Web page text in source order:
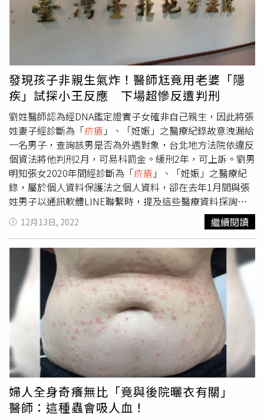
酸過鹼的產品，春夏季節變換，要注意防曬，經常曝曬易使
皮膚受到刺激產生病變。
候，讓她非常心疼，才會詢問能否借躺一下病床，「我也是
在配合醫院的規範下提出我的需求，陪病的我真的很心疼又
著急」。Apple在Instagram的限時動態發出一張病房的照
片，抱怨醫院沒人情味。（圖／翻攝自Instagram／
@appleweiting）Apple補充，「新聞出來後，我本來不想
多做回覆，但是誤會的留言越來越多～也非常感謝醫院方有
私下和我聯絡想了解當天的狀況，我有詳細的說出當下遇到
的問題和不能理解的地方～也謝謝醫院方耐心聽完。」針對
女星說法，護理師謝佳真再度發文說明，「第一、急診檢傷
分類應該就會判定病人的狀況。第二、也可能是急診有收到
『急診大量傷患通知』，或空床有可能是確診、傳染疾病
（如：疥瘡）病患躺過的病床，可能是使用過還沒清理的，
沒問清楚之前如果是我，我也不會貿然使用。」護理師提
到，「如果身體虛弱、四肢無力，急診都有輪椅可以使用。
因為當時我不在現場，我非常明白去急診一定是身體相當不
適，但是急診室的目的是搶先救治緊急危重的患者，免去門
診排隊，我認為『醫院提供醫療比提供人情味更重要』。
Apple當時的發文沒有清楚描述事件經過，我無法妄自斷
言，若要求證事實，可能還是要詢問醫院急診的工作人
員。」（圖／翻攝自謝佳真臉書）
發現孩子非親生氣炸！醫師尪竟用老婆「隱
疾」試探小王反應 下場超慘反遭判刑
劉姓醫師認為經DNA鑑定證實子女確非自己親生，因此將張
姓妻子經診斷為「疥瘡 」、「姙娠」之醫療紀錄故意洩漏給
一名男子，查詢該男是否為外遇對象，台北地方法院依違反
個資法將他判刑2月，可易科罰金。緩刑2年，可上訴。劉男
明知張女2020年間經診斷為「疥瘡 」、「姙娠」之醫療紀
錄，屬於個人資料保護法之個人資料，卻在去年1月間與張
姓男子以通訊軟體LINE聯繫時，提及這些醫療資料探詢張
男與自己妻子之交往情形，妻子得知後報警提告。檢方起訴
後，台北地院念及劉男未曾因故意犯罪受有期徒刑以上刑之
宣告、坦承犯行且與告訴人和解並支付完畢之素行及犯後態
度，依非公務機關未於蒐集之特定目的必要範圍內利用個人
資料罪判刑2月，可易科罰金，緩刑2年。
12月13日, 2022 繼續閱讀
婦人全身奇癢無比「竟與後院曬衣有關」
醫師：這種蟲會吸人血！